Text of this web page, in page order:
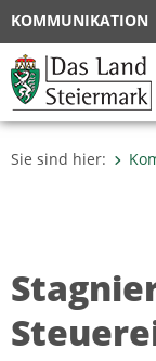
KOMMUNIKATION
Sie sind hier: